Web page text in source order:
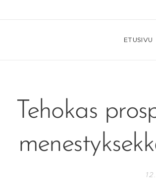
ETUSIVU
Tehokas